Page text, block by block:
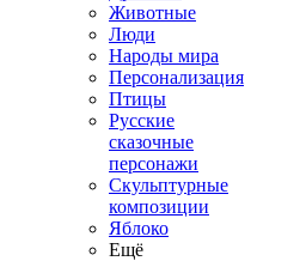
Животные
Люди
Народы мира
Персонализация
Птицы
Русские
сказочные
персонажи
Скульптурные
композиции
Яблоко
Ещё